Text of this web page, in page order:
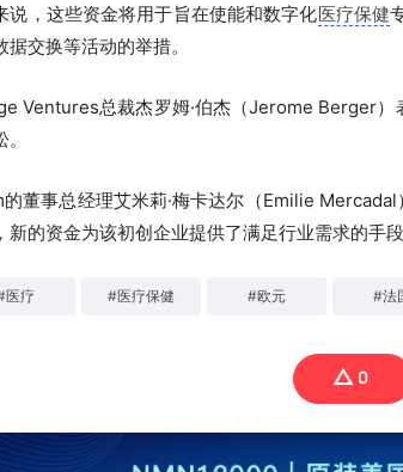
说，这些资金将用于旨在使能和数字化医疗保健
据交换等活动的举措。
Ventures总裁杰罗姆·伯杰（Jerome Berger）
董事总经理艾米莉·梅卡达尔（Emilie Mercadal
，新的资金为该初创企业提供了满足行业需求的手段
医疗 #医疗保健 #欧元 #法
0